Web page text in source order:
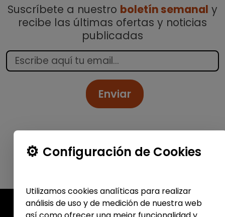
Suscríbete a nuestro boletín semanal y
recibe las últimas ofertas y noticias
publicadas
Enviar
Configuración de Cookies
Utilizamos cookies analíticas para realizar
análisis de uso y de medición de nuestra web